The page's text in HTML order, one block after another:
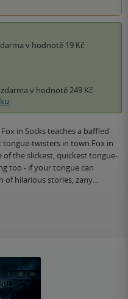
v hodnotě 19 Kč
v hodnotě 249 Kč
in Socks teaches a baffled
tongue-twisters in town.Fox in
of the slickest, quickest tongue-
too - if your tongue can
hilarious stories, zany…